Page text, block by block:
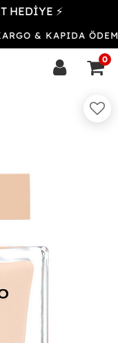
HEDİYE ⚡
& KAPIDA ÖDEME
0